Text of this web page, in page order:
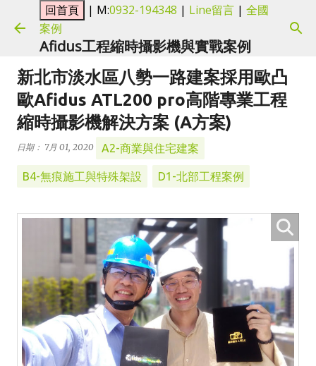
跳到主要內容
| M:0932-194348 | Line留言 | 全國
案例
Afidus工程縮時攝影機與實戰案例
新北市淡水區八勢一路建案採用歐凸
歐Afidus ATL200 pro高階專業工程
縮時攝影機解決方案 (A方案)
日期： 7月 01, 2020 A2-商業與住宅建案
B4-無痕施工與特殊架設 D1-北部工程案例